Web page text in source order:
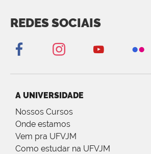
REDES SOCIAIS
A UNIVERSIDADE
Nossos Cursos
Onde estamos
Vem pra UFVJM
Como estudar na UFVJM